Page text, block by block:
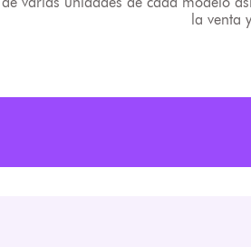
la venta